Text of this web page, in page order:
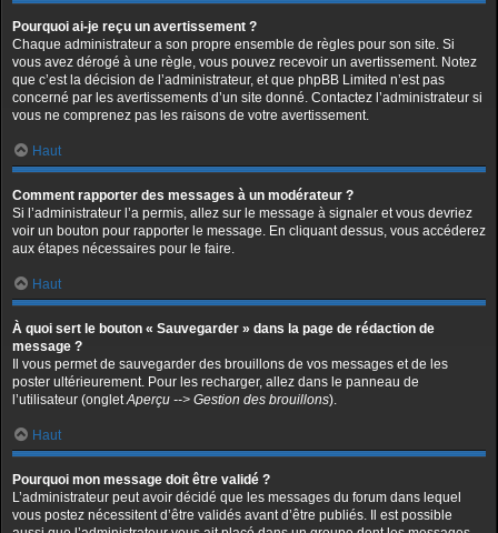
Pourquoi ai-je reçu un avertissement ?
Chaque administrateur a son propre ensemble de règles pour son site. Si
vous avez dérogé à une règle, vous pouvez recevoir un avertissement. Notez
que c’est la décision de l’administrateur, et que phpBB Limited n’est pas
concerné par les avertissements d’un site donné. Contactez l’administrateur si
vous ne comprenez pas les raisons de votre avertissement.
Haut
Comment rapporter des messages à un modérateur ?
Si l’administrateur l’a permis, allez sur le message à signaler et vous devriez
voir un bouton pour rapporter le message. En cliquant dessus, vous accéderez
aux étapes nécessaires pour le faire.
Haut
À quoi sert le bouton « Sauvegarder » dans la page de rédaction de
message ?
Il vous permet de sauvegarder des brouillons de vos messages et de les
poster ultérieurement. Pour les recharger, allez dans le panneau de
l’utilisateur (ongletAperçu --> Gestion des brouillons).
Haut
Pourquoi mon message doit être validé ?
L’administrateur peut avoir décidé que les messages du forum dans lequel
vous postez nécessitent d’être validés avant d’être publiés. Il est possible